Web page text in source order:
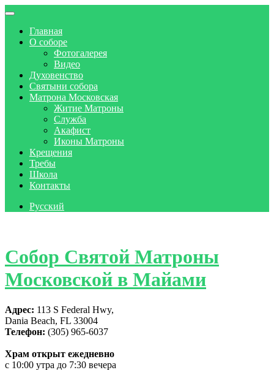
Главная
О соборе
Фотогалерея
Видео
Духовенство
Святыни собора
Матрона Московская
Житие Матроны
Служба
Акафист
Иконы Матроны
Крещения
Требы
Школа
Контакты
Русский
Собор Святой Матроны
Московской в Майами
Адрес: 113 S Federal Hwy,
Dania Beach, FL 33004
Телефон: (305) 965-6037
Храм открыт ежедневно
с 10:00 утра до 7:30 вечера